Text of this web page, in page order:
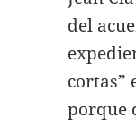
del
cortas”
porque